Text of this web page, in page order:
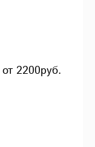
2200руб.